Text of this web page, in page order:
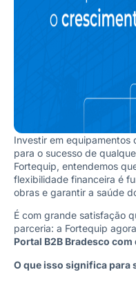
Investir em equipamentos
para o sucesso de
Fortequip, entendemos
flexibilidade financeira é
obras e garantir a saúde
É com grande satisfação
parceria: a Fortequip
Portal B2B Bradesco
O que isso significa para